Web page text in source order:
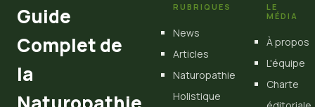
Guide
Complet de
la
RUBRIQUES
News
Articles
Naturopathie
Holistique
LE
MÉDIA
À propos
L'équipe
Charte